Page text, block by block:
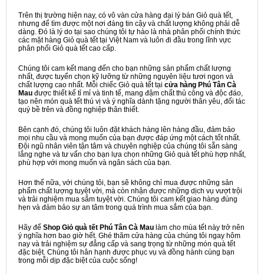
Trên thị trường hiện nay, có vô vàn cửa hàng đại lý bán Giỏ quà tết,
nhưng để tìm được một nơi đáng tin cậy và chất lượng không phải dễ
dàng. Đó là lý do tại sao chúng tôi tự hào là nhà phân phối chính thức
các mặt hàng Giỏ quà tết tại Việt Nam và luôn đi đầu trong lĩnh vực
phân phối Giỏ quà tết cao cấp.
Chúng tôi cam kết mang đến cho bạn những sản phẩm chất lượng
nhất, được tuyển chọn kỹ lưỡng từ những nguyên liệu tươi ngon và
chất lượng cao nhất. Mỗi chiếc Giỏ quà tết tại cửa hàng Phú Tân Cà
Mau được thiết kế tỉ mỉ và tinh tế, mang đậm chất thủ công và độc đáo,
tạo nên món quà tết thú vị và ý nghĩa dành tặng người thân yêu, đối tác
quý bề trên và đồng nghiệp thân thiết.
Bên cạnh đó, chúng tôi luôn đặt khách hàng lên hàng đầu, đảm bảo
mọi nhu cầu và mong muốn của bạn được đáp ứng một cách tốt nhất.
Đội ngũ nhân viên tận tâm và chuyên nghiệp của chúng tôi sẵn sàng
lắng nghe và tư vấn cho bạn lựa chọn những Giỏ quà tết phù hợp nhất,
phù hợp với mong muốn và ngân sách của bạn.
Hơn thế nữa, với chúng tôi, bạn sẽ không chỉ mua được những sản
phẩm chất lượng tuyệt vời, mà còn nhận được những dịch vụ vượt trội
và trải nghiệm mua sắm tuyệt vời. Chúng tôi cam kết giao hàng đúng
hẹn và đảm bảo sự an tâm trong quá trình mua sắm của bạn.
Hãy để Shop Giỏ quà tết Phú Tân Cà Mau làm cho mùa tết này trở nên
ý nghĩa hơn bao giờ hết. Ghé thăm cửa hàng của chúng tôi ngay hôm
nay và trải nghiệm sự đẳng cấp và sang trọng từ những món quà tết
đặc biệt. Chúng tôi hân hạnh được phục vụ và đồng hành cùng bạn
trong mỗi dịp đặc biệt của cuộc sống!